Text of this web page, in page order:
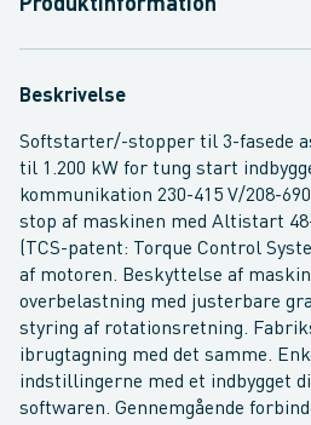
Produktinformation
Beskrivelse
Softstarter/-stopper til 3-fasede
til 1.200 kW for tung start
kommunikation 230-415 V/208-
stop af maskinen med Altistart
(TCS-patent: Torque Control
af motoren. Beskyttelse af
overbelastning med justerbare
styring af rotationsretning.
ibrugtagning med det samme.
indstillingerne med et indbygget
softwaren. Gennemgående